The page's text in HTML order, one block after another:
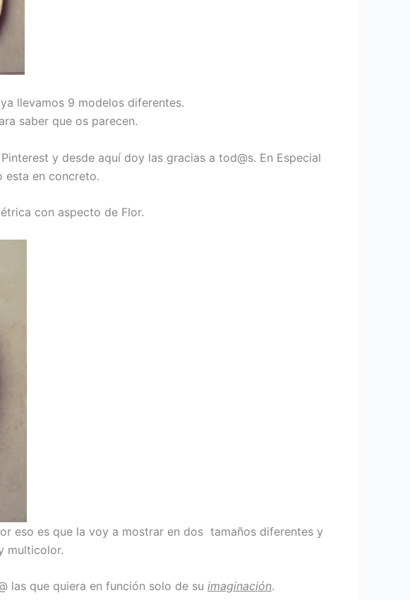
llevamos 9 modelos diferentes.
saber que os parecen.
y desde aquí doy las gracias a tod@s. En Especial
esta en concreto.
con aspecto de Flor.
eso es que la voy a mostrar en dos tamaños diferentes y
multicolor.
las que quiera en función solo de su imaginación.